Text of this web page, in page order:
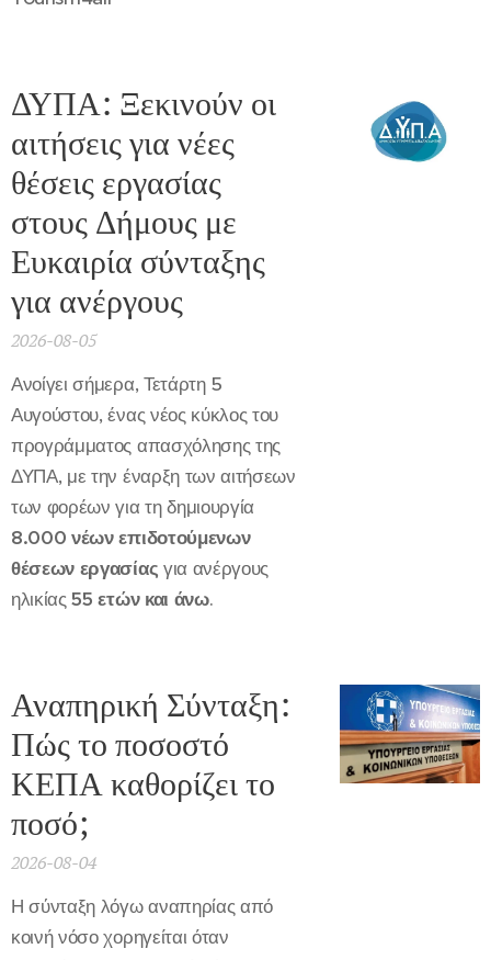
ΔΥΠΑ: Ξεκινούν οι
αιτήσεις για νέες
θέσεις εργασίας
στους Δήμους με
Ευκαιρία σύνταξης
για ανέργους
2026-08-05
Ανοίγει σήμερα, Τετάρτη 5
Αυγούστου, ένας νέος κύκλος του
προγράμματος απασχόλησης της
ΔΥΠΑ, με την έναρξη των αιτήσεων
των φορέων για τη δημιουργία
8.000 νέων επιδοτούμενων
θέσεων εργασίας για ανέργους
ηλικίας55 ετών και άνω.
Αναπηρική Σύνταξη:
Πώς το ποσοστό
ΚΕΠΑ καθορίζει το
ποσό;
2026-08-04
Η σύνταξη λόγω αναπηρίας από
κοινή νόσο χορηγείται όταν